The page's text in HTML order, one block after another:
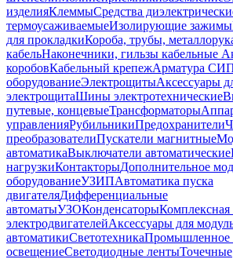
изделияКлеммыСредства
термоусаживаемыеИзолирующие зажимы
для прокладкиКороба, трубы,
кабельНаконечники, гильзы кабельные
коробовКабельный крепежАрматура
оборудованиеЭлектрощитыАксессуары
электрощитаШины электротехнические
путевые, концевыеТрансформаторы
управленияРубильникиПредохранители
преобразователиПускатели магнитные
автоматикаВыключатели автоматические
нагрузкиКонтакторыДополнительное
оборудованиеУЗИПАвтоматика пуска
двигателяДифференциальные
автоматыУЗОКонденсаторыКомплексная
электродвигателейАксессуары для
автоматикиСветотехникаПромышленное
освещениеСветодиодные лентыТочечные